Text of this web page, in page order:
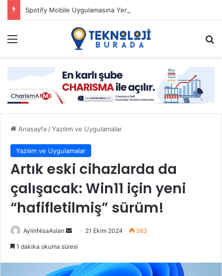
Spotify Mobile Uygulamasına Yeni Özellikler Ekliyor
Menü
Anasayfa/Yazılım ve Uygulamalar
Yazılım ve Uygulamalar
Artık eski cihazlarda da
çalışacak: Win11 için yeni
“hafifletilmiş” sürüm!
AylinNisaAslan
Bir
göndermek
21 Ekim 2024 583
1 dakika okuma süresi